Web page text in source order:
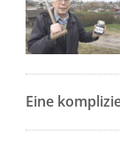
Eine